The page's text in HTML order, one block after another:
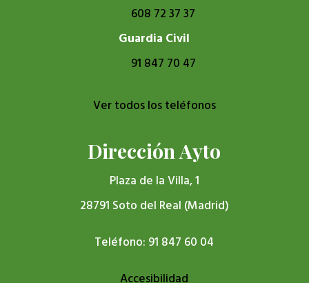
608 72 37 37
Guardia Civil
91 847 70 47
Ver todos los teléfonos
Dirección Ayto
Plaza de la Villa, 1
28791 Soto del Real (Madrid)
Teléfono: 91 847 60 04